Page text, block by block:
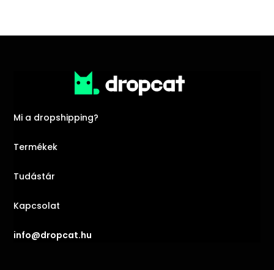
Mi a dropshipping?
Termékek
Tudástár
Kapcsolat
info@dropcat.hu